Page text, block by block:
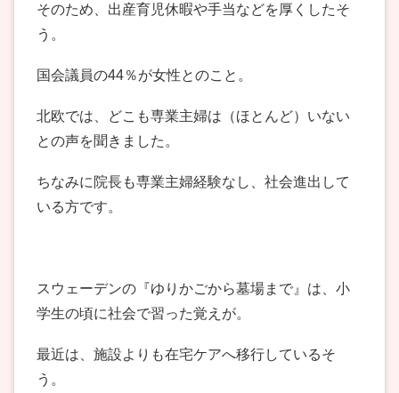
そのため、出産育児休暇や手当などを厚くしたそ
う。
国会議員の44％が女性とのこと。
北欧では、どこも専業主婦は（ほとんど）いない
との声を聞きました。
ちなみに院長も専業主婦経験なし、社会進出して
いる方です。
スウェーデンの『ゆりかごから墓場まで』は、小
学生の頃に社会で習った覚えが。
最近は、施設よりも在宅ケアへ移行しているそ
う。